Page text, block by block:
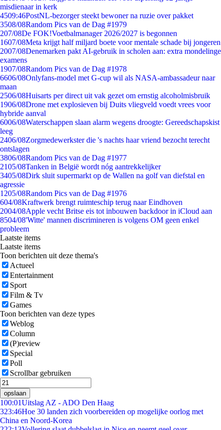
misdienaar in kerk
4509:46PostNL-bezorger steekt bewoner na ruzie over pakket
3508/08Random Pics van de Dag #1979
207/08De FOK!Voetbalmanager 2026/2027 is begonnen
1607/08Meta krijgt half miljard boete voor mentale schade bij jongeren
2007/08Denemarken pakt AI-gebruik in scholen aan: extra mondelinge
examens
1907/08Random Pics van de Dag #1978
6606/08Onlyfans-model met G-cup wil als NASA-ambassadeur naar
maan
2506/08Huisarts per direct uit vak gezet om ernstig alcoholmisbruik
1906/08Drone met explosieven bij Duits vliegveld voedt vrees voor
hybride aanval
6006/08Waterschappen slaan alarm wegens droogte: Gereedschapskist
leeg
2406/08Zorgmedewerkster die 's nachts haar vriend bezocht terecht
ontslagen
3806/08Random Pics van de Dag #1977
2105/08Tanken in België wordt nóg aantrekkelijker
3405/08Dirk sluit supermarkt op de Wallen na golf van diefstal en
agressie
1205/08Random Pics van de Dag #1976
604/08Kraftwerk brengt ruimteschip terug naar Eindhoven
2004/08Apple vecht Britse eis tot inbouwen backdoor in iCloud aan
8504/08'Witte' mannen discrimineren is volgens OM geen enkel
probleem
Laatste items
Laatste items
Toon berichten uit deze thema's
Actueel
Entertainment
Sport
Film & Tv
Games
Toon berichten van deze types
Weblog
Column
(P)review
Special
Poll
Scrollbar gebruiken
opslaan
100:01Uitslag AZ - ADO Den Haag
323:46Hoe 30 landen zich voorbereiden op mogelijke oorlog met
China en Noord-Korea